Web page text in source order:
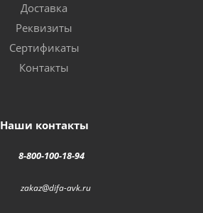
Доставка
Реквизиты
Сертификаты
Контакты
Наши контакты
8-800-100-18-94
zakaz@difa-avk.ru